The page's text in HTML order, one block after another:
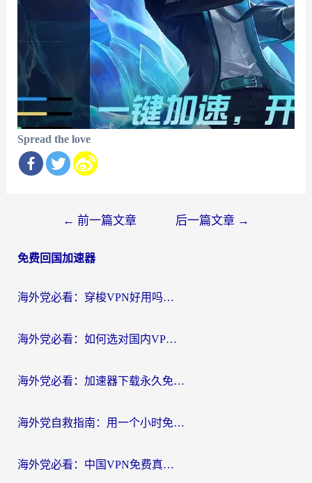
Spread the love
导
← 前一篇文章 后一篇文章 →
免费回国加速器
海外党必看：穿梭VPN好用吗？和云帆VPN对比哪个回国效果更好？附真实测评+避坑指南
海外党必看：如何选对国内VPN，实现无缝访问国内资源？
海外党必看：加速器下载永久免费版真的存在吗？教你无缝访问国内资源的正确姿势
海外党自救指南：用一个小时免费加速器，轻松打破国内资源访问壁垒？
海外党必看：中国VPN免费真的靠谱吗？手把手教你选对回国加速器